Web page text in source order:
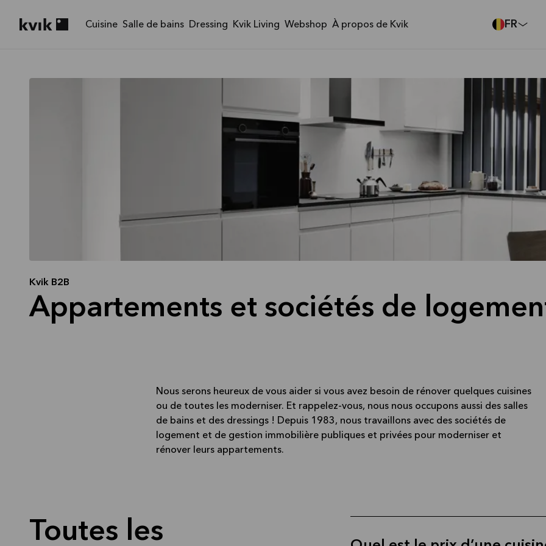
Cuisine Salle de bains Dressing Kvik Living Webshop À propos de Kvik FR
Kvik B2B
Appartements et sociétés de
Nous serons heureux de vous aider si vous avez besoin de rénover quelques cuisines
ou de toutes les moderniser. Et rappelez-vous, nous nous occupons aussi des salles
de bains et des dressings ! Depuis 1983, nous travaillons avec des sociétés de
logement et de gestion immobilière publiques et privées pour moderniser et
rénover leurs appartements.
Toutes les